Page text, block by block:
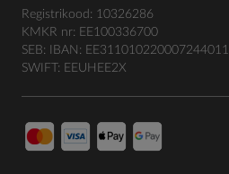
Registrikood: 10326286
KMKR nr: EE100336700
SEB: IBAN: EE311010220007244011
SWIFT: EEUHEE2X